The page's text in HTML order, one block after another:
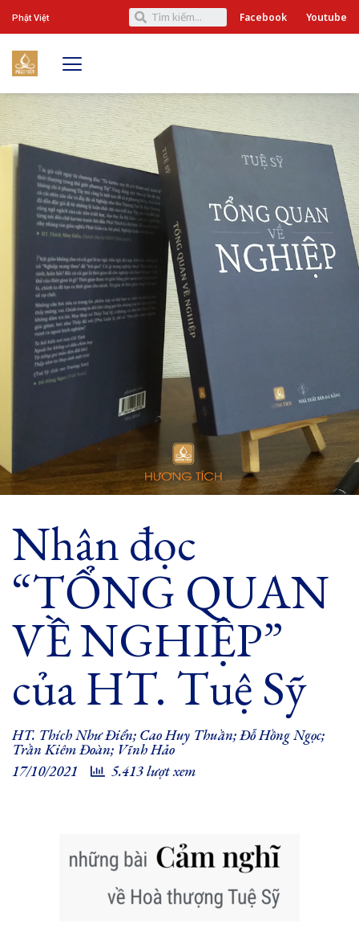
Phật Việt Facebook Youtube
Nhân đọc
“TỔNG QUAN
VỀ NGHIỆP”
của HT. Tuệ Sỹ
HT. Thích Như Điển; Cao Huy Thuần; Đỗ Hồng Ngọc;
Trần Kiêm Đoàn; Vĩnh Hảo
17/10/2021
5.413 lượt xem